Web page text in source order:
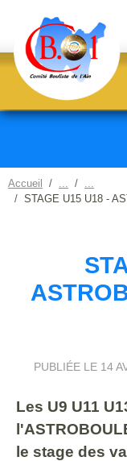
Accueil
STAGE U15 U18 -
PUBLIÉE LE 14
Les U9 U11
le stage des